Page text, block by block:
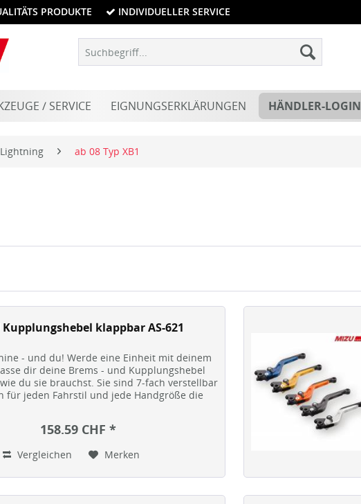
PRODUKTE INDIVIDUELLER SERVICE
/ SERVICE EIGNUNGSERKLÄRUNGEN HÄNDLER-LOGIN
Lightning ab 08 Typ XB1
Kupplungshebel klappbar AS-621
- und du! Werde eine Einheit mit deinem
dir deine Brems - und Kupplungshebel
du sie brauchst. Sie sind 7-fach verstellbar
für jeden Fahrstil und jede Handgröße die
158.59 CHF *
Vergleichen Merken